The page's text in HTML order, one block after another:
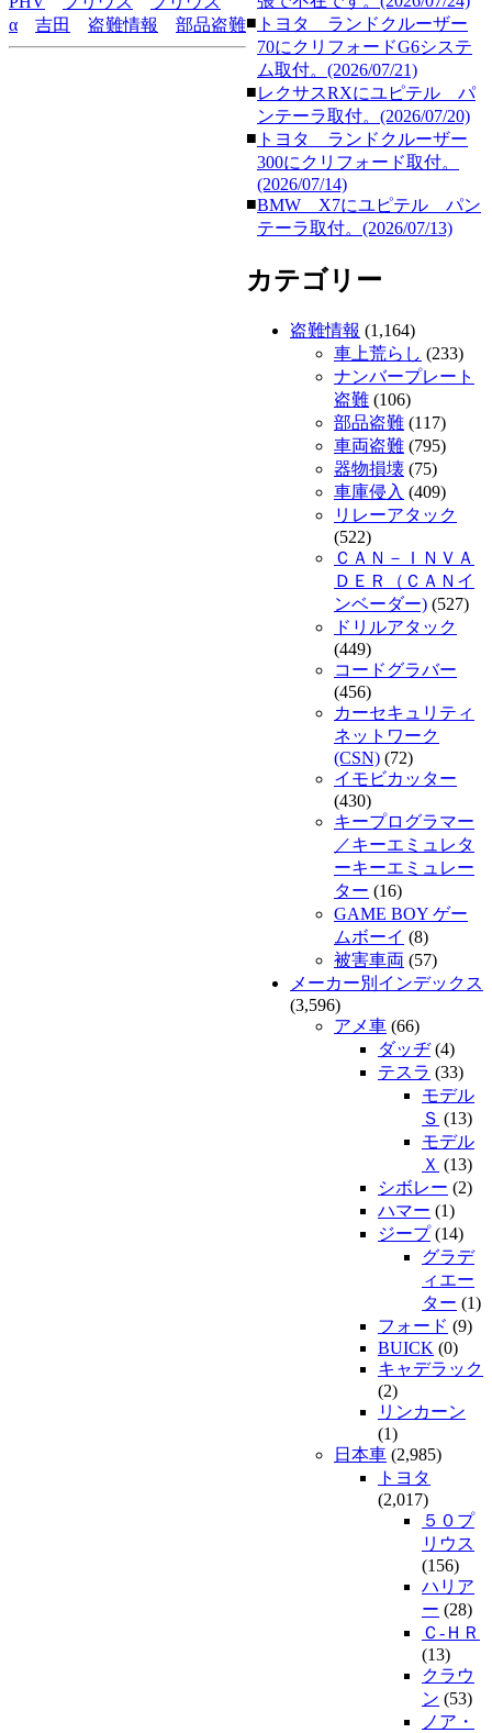
α
吉田 盗難情報 部品盗難■ トヨタ ランドクルーザー
70にクリフォードG6システ
ム取付。(2026/07/21)
■レクサスRXにユピテル パ
ンテーラ取付。(2026/07/20)
■ トヨタ ランドクルーザー
300にクリフォード取付。
(2026/07/14)
■BMW X7にユピテル パン
テーラ取付。(2026/07/13)
カテゴリー
盗難情報 (1,164)
車上荒らし (233)
ナンバープレート
盗難 (106)
部品盗難 (117)
車両盗難 (795)
器物損壊 (75)
車庫侵入 (409)
リレーアタック
(522)
ＣＡＮ－ＩＮＶＡ
ＤＥＲ（ＣＡＮイ
ンベーダー) (527)
ドリルアタック
(449)
コードグラバー
(456)
カーセキュリティ
ネットワーク
(CSN) (72)
イモビカッター
(430)
キープログラマー
／キーエミュレタ
ーキーエミュレー
ター (16)
GAME BOY ゲー
ムボーイ (8)
被害車両 (57)
メーカー別インデックス
(3,596)
アメ車 (66)
ダッヂ(4)
テスラ (33)
モデル
Ｓ (13)
モデル
Ｘ (13)
シボレー (2)
ハマー (1)
ジープ(14)
グラデ
ィエー
ター (1)
フォード (9)
BUICK (0)
キャデラック
(2)
リンカーン
(1)
日本車 (2,985)
トヨタ
(2,017)
５０プ
リウス
(156)
ハリア
ー (28)
Ｃ-ＨＲ
(13)
クラウ
ン (53)
ノア・